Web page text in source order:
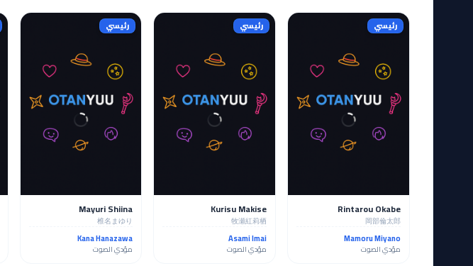
رئيسي
Rintarou Okabe
岡部倫太郎
Mamoru Miyano
مؤدي الصوت
رئيسي
Kurisu Makise
牧瀬紅莉栖
Asami Imai
مؤدي الصوت
رئيسي
Mayuri Shiina
椎名まゆり
Kana Hanazawa
مؤدي الصوت